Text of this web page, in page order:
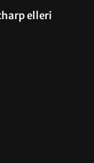
elleri